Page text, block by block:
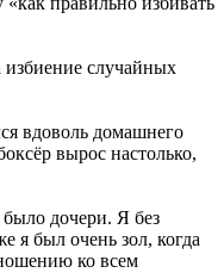
избиение случайных
вдоволь домашнего
вырос настолько,
дочери. Я без
я был очень зол, когда
ко всем